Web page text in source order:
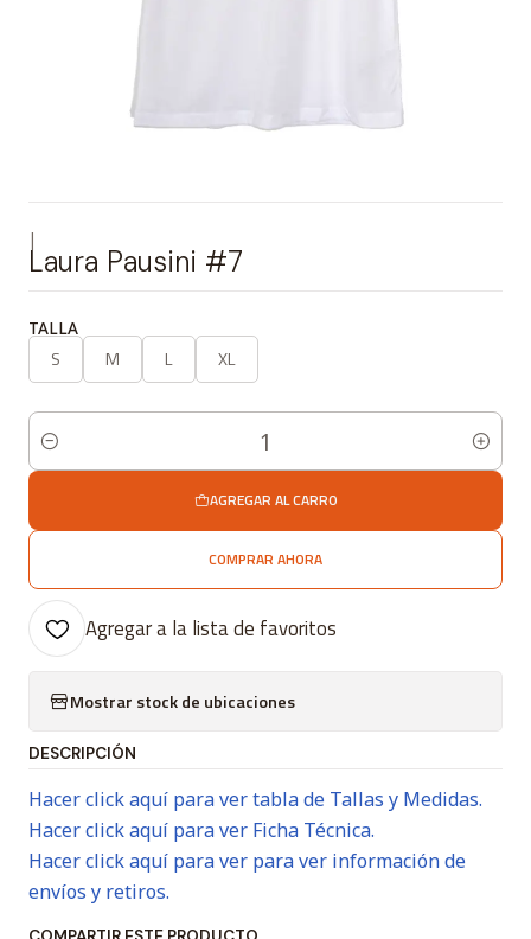
|
Laura Pausini #7
TALLA
S M L XL
Cantidad
AGREGAR AL CARRO
COMPRAR AHORA
Agregar a la lista de favoritos
Mostrar stock de ubicaciones
DESCRIPCIÓN
Hacer click aquí para ver tabla de Tallas y Medidas.
Hacer click aquí para ver Ficha Técnica.
Hacer click aquí para ver para ver información de
envíos y retiros.